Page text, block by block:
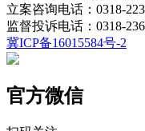
立案咨询电话：0318-
监督投诉电话：0318-
冀ICP备16015584号-2
官方微信